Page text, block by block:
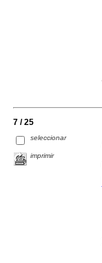
7 / 25
seleccionar
imprimir